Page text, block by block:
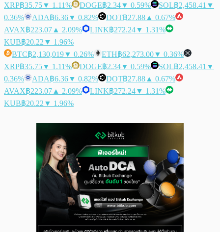
XRP฿35.75▼ 1.11% DOGE฿2.34▼ 0.59% SOL฿2,458.41 ▼
0.36%
ADA฿6.36▼ 0.82% DOT฿27.88 ▲ 0.67%
AVAX฿223.07 ▲ 2.09% LINK฿272.24▼ 1.31%
KUB฿20.22 ▼ 1.96%
BTC฿2,130,019▼ 0.26% ETH฿62,273.00▼ 0.36%
XRP฿35.75▼ 1.11% DOGE฿2.34▼ 0.59% SOL฿2,458.41 ▼
0.36%
ADA฿6.36▼ 0.82% DOT฿27.88 ▲ 0.67%
AVAX฿223.07 ▲ 2.09% LINK฿272.24▼ 1.31%
KUB฿20.22 ▼ 1.96%